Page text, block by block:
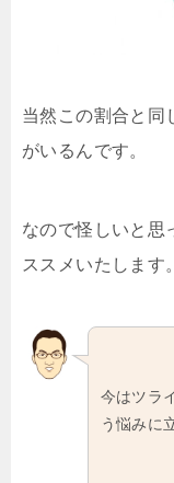
当然この割合と同
がいるんです。
なので怪しいと思
ススメいたします。
今はツラ
う悩みに